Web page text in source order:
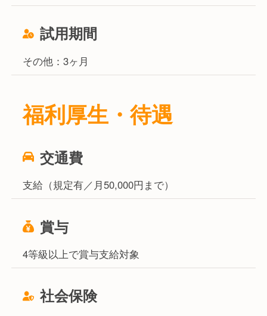
試用期間
その他：3ヶ月
福利厚生・待遇
交通費
支給（規定有／月50,000円まで）
賞与
4等級以上で賞与支給対象
社会保険